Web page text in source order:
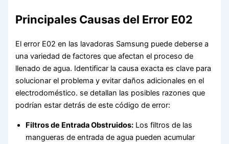
Principales Causas del Error E02
El error E02 en las lavadoras Samsung puede deberse a
una variedad de factores que afectan el proceso de
llenado de agua. Identificar la causa exacta es clave para
solucionar el problema y evitar daños adicionales en el
electrodoméstico. se detallan las posibles razones que
podrían estar detrás de este código de error:
Filtros de Entrada Obstruidos: Los filtros de las
mangueras de entrada de agua pueden acumular